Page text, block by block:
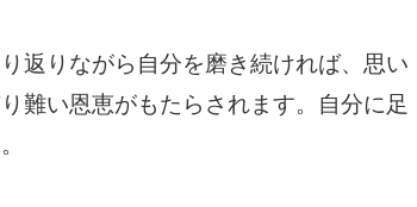
返りながら自分を磨き続ければ、思い
難い恩恵がもたらされます。自分に足